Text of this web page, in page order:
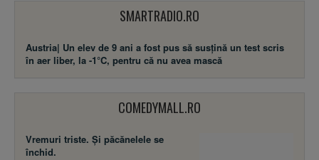
SMARTRADIO.RO
Austria| Un elev de 9 ani a fost pus să susţină un test scris
în aer liber, la -1°C, pentru că nu avea mască
COMEDYMALL.RO
Vremuri triste. Şi păcănelele se
închid.